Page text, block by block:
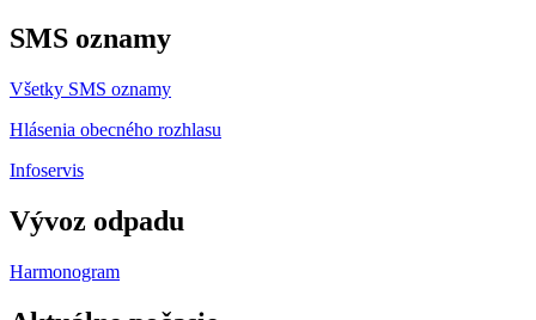
SMS oznamy
Všetky SMS oznamy
Hlásenia obecného rozhlasu
Infoservis
Vývoz odpadu
Harmonogram